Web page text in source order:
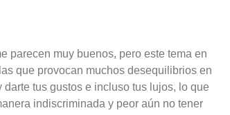
parecen muy buenos, pero este tema en
que provocan muchos desequilibrios en
tus gustos e incluso tus lujos, lo que
indiscriminada y peor aún no tener